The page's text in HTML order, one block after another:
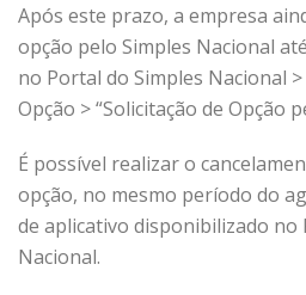
Após este prazo, a empresa
opção pelo Simples Nacional
no Portal do Simples Nacional
Opção > “Solicitação de Opção
É possível realizar o
opção, no mesmo período do
de aplicativo disponibilizado no
Nacional.